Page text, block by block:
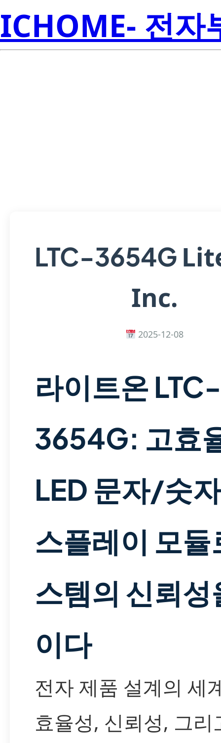
ICHOME- 전자
LTC-3654G
Inc.
2025-12-08
라이트온 LTC-
3654G: 고효
LED 문자/숫
스플레이 모듈
스템의 신뢰성
이다
전자 제품 설계의 세
효율성, 신뢰성, 그리